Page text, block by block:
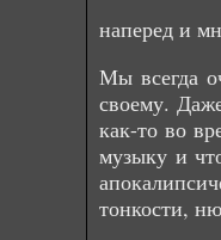
наперед и
Мы всегда
своему.
как-то во
музыку и
тонкости,